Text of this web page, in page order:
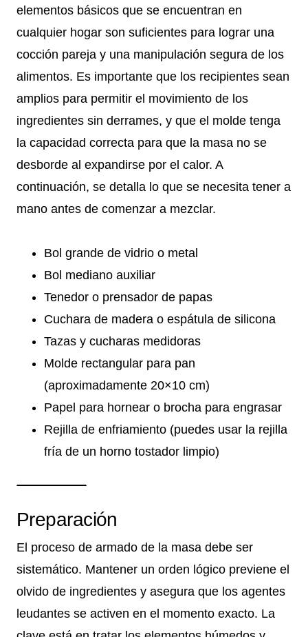
elementos básicos que se encuentran en
cualquier hogar son suficientes para lograr una
cocción pareja y una manipulación segura de los
alimentos. Es importante que los recipientes sean
amplios para permitir el movimiento de los
ingredientes sin derrames, y que el molde tenga
la capacidad correcta para que la masa no se
desborde al expandirse por el calor. A
continuación, se detalla lo que se necesita tener a
mano antes de comenzar a mezclar.
Bol grande de vidrio o metal
Bol mediano auxiliar
Tenedor o prensador de papas
Cuchara de madera o espátula de silicona
Tazas y cucharas medidoras
Molde rectangular para pan
(aproximadamente 20×10 cm)
Papel para hornear o brocha para engrasar
Rejilla de enfriamiento (puedes usar la rejilla
fría de un horno tostador limpio)
Preparación
El proceso de armado de la masa debe ser
sistemático. Mantener un orden lógico previene el
olvido de ingredientes y asegura que los agentes
leudantes se activen en el momento exacto. La